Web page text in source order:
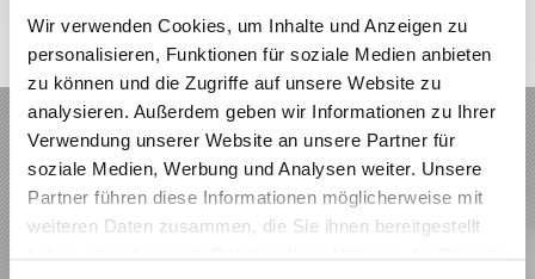
Wir verwenden Cookies, um Inhalte und Anzeigen zu
personalisieren, Funktionen für soziale Medien anbieten
zu können und die Zugriffe auf unsere Website zu
analysieren. Außerdem geben wir Informationen zu Ihrer
Verwendung unserer Website an unsere Partner für
soziale Medien, Werbung und Analysen weiter. Unsere
Partner führen diese Informationen möglicherweise mit
weiteren Daten zusammen, die Sie ihnen bereitgestellt
haben oder die sie im Rahmen Ihrer Nutzung der Dienste
+39 0473 61 60 34 office@prad.info Interaktive Karte
URLAUB IN PRAD AM STILFSERJOCH
ANGEBOTE
UNTERKÜNFTE